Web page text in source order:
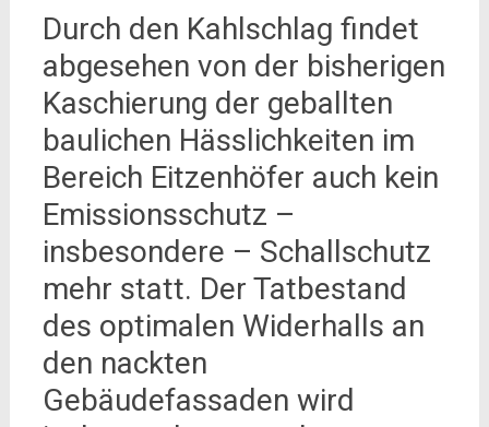
Durch den Kahlschlag findet
abgesehen von der bisherigen
Kaschierung der geballten
baulichen Hässlichkeiten im
Bereich Eitzenhöfer auch kein
Emissionsschutz –
insbesondere – Schallschutz
mehr statt. Der Tatbestand
des optimalen Widerhalls an
den nackten
Gebäudefassaden wird